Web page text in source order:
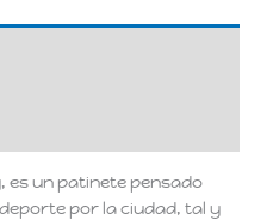
es un patinete pensado
por la ciudad, tal y